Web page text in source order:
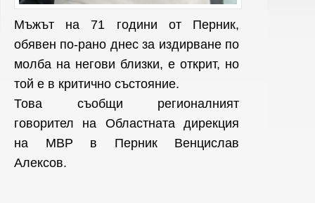
Мъжът на 71 години от Перник,
обявен по-рано днес за издирване по
молба на негови близки, е открит, но
той е в критично състояние.
Това съобщи регионалният
говорител на Областната дирекция
на МВР в Перник Венцислав
Алексов.